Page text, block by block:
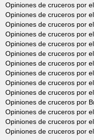
Opiniones de cruceros por
Opiniones de cruceros por
Opiniones de cruceros por
Opiniones de cruceros por
Opiniones de cruceros por
Opiniones de cruceros por
Opiniones de cruceros por
Opiniones de cruceros por
Opiniones de cruceros por
Opiniones de cruceros por
Opiniones de cruceros por
Opiniones de cruceros por
Opiniones de cruceros por
Opiniones de cruceros por